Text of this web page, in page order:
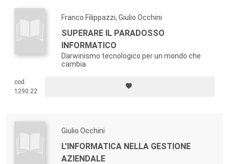
Franco Filippazzi, Giulio Occhini
SUPERARE IL PARADOSSO
INFORMATICO
Darwinismo tecnologico per un mondo che
cambia
cod.
1290.22
Giulio Occhini
L'INFORMATICA NELLA GESTIONE
AZIENDALE